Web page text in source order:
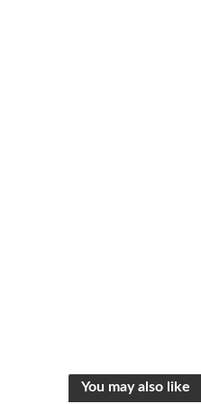
You may also like